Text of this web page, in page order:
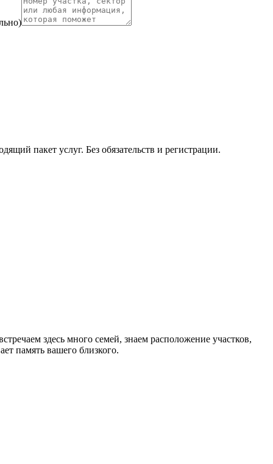
пакет услуг. Без обязательств и регистрации.
здесь много семей, знаем расположение участков,
память вашего близкого.